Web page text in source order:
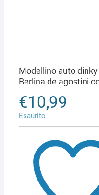
Modellino auto
Berlina de agostini
€10,99
Esaurito